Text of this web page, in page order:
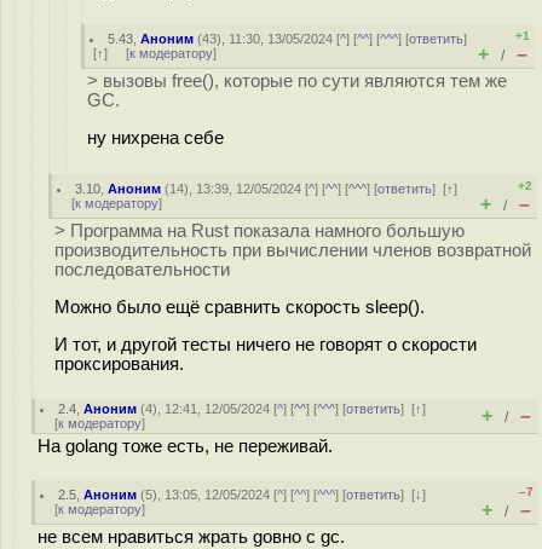
5.43 ,Аноним (43), 11:30, 13/05/2024 [^] [^^] [^^^] [ответить]
[↑] [к модератору]
+1
+ / –
> вызовы free(), которые по сути являются тем же
GC.
ну нихрена себе
3.10 ,Аноним (14), 13:39, 12/05/2024 [^] [^^] [^^^] [ответить][↑]
[к модератору]
+2
+ / –
> Программа на Rust показала намного большую
производительность при вычислении членов возвратной
последовательности
Можно было ещё сравнить скорость sleep().
И тот, и другой тесты ничего не говорят о скорости
проксирования.
2.4 ,Аноним (4), 12:41, 12/05/2024 [^] [^^] [^^^] [ответить][↑]
[к модератору] + / –
На golang тоже есть, не переживай.
2.5 ,Аноним (5), 13:05, 12/05/2024 [^] [^^] [^^^] [ответить][↓]
[к модератору]
–7
+ / –
не всем нравиться жрать goвно с gc.